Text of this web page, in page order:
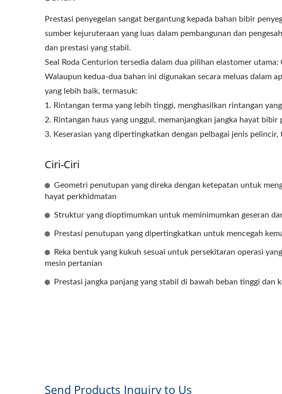
Prestasi penyegelan sangat bergantung kepada bahan bibir
sumber kejuruteraan yang luas dalam pembangunan dan
dan prestasi yang stabil.
Seal Roda Centurion tersedia dalam dua pilihan elastomer
Walaupun kedua-dua bahan ini digunakan secara meluas dalam
yang lebih baik, termasuk:
1. Rintangan terma yang lebih tinggi, menghasilkan rintangan
2. Rintangan haus yang unggul, memanjangkan jangka hayat bibir
3. Keserasian yang dipertingkatkan dengan pelbagai jenis
Ciri-Ciri
Geometri penutupan yang direka dengan ketepatan untuk
hayat perkhidmatan
Struktur yang dioptimumkan untuk meminimumkan geseran
Prestasi penutupan yang dipertingkatkan untuk mencegah
Reka bentuk yang kukuh sesuai untuk persekitaran operasi
mesin pertanian
Prestasi jangka panjang yang stabil di bawah beban tinggi dan
CENTURION WHEEL SEAL